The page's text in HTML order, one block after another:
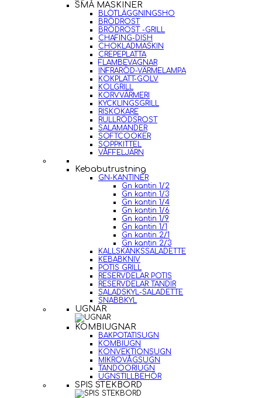
SMÅ MASKINER
BLÖTLÄGGNINGSHO
BRÖDROST
BRÖDROST -GRILL
CHAFING-DISH
CHOKLADMASKIN
CREPEPLATTA
FLAMBEVAGNAR
INFRARÖD-VÄRMELAMPA
KOKPLATT-GOLV
KOLGRILL
KORVVÄRMERI
KYCKLINGSGRILL
RISKOKARE
RULLRÖDSROST
SALAMANDER
SOFTCOOKER
SOPPKITTEL
VÅFFELJÄRN
Kebabutrustning
GN-KANTINER
Gn kantin 1/2
Gn kantin 1/3
Gn kantin 1/4
Gn kantin 1/6
Gn kantin 1/9
Gn kantin 1/1
Gn kantin 2/1
Gn kantin 2/3
KALLSKÄNKSSALADETTE
KEBABKNIV
POTIS GRILL
RESERVDELAR POTIS
RESERVDELAR TANDIR
SALADSKYL-SALADETTE
SNABBKYL
UGNAR
KOMBIUGNAR
BAKPOTATISUGN
KOMBIUGN
KONVEKTIONSUGN
MIKROVÅGSUGN
TANDOORIUGN
UGNSTILLBEHÖR
SPIS STEKBORD